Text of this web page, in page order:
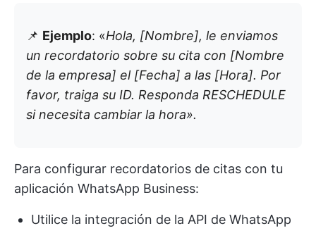
📌 Ejemplo: «Hola, [Nombre], le enviamos
un recordatorio sobre su cita con [Nombre
de la empresa] el [Fecha] a las [Hora]. Por
favor, traiga su ID. Responda RESCHEDULE
si necesita cambiar la hora».
Para configurar recordatorios de citas con tu
aplicación WhatsApp Business:
Utilice la integración de la API de WhatsApp